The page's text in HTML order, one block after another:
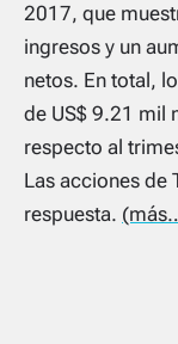
2017, que
ingresos y un
netos. En total,
de US$ 9.21 mil
respecto al
Las acciones de
respuesta.